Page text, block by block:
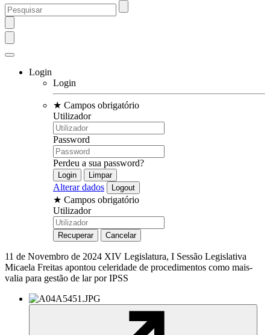
Login
Login
★ Campos obrigatório
Utilizador
Password
Perdeu a sua password?
Alterar dados
★ Campos obrigatório
Utilizador
11 de Novembro de 2024 XIV Legislatura, I Sessão Legislativa
Micaela Freitas apontou celeridade de procedimentos como mais-
valia para gestão de lar por IPSS